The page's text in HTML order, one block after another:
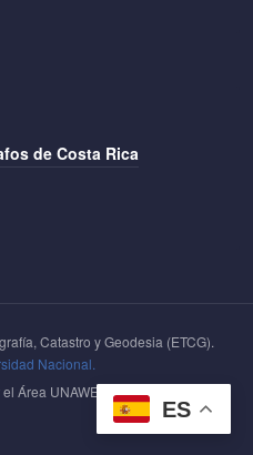
ES
de Costa Rica
Catastro y Geodesia (ETCG).
Nacional.
Área UNAWEB delCentro de